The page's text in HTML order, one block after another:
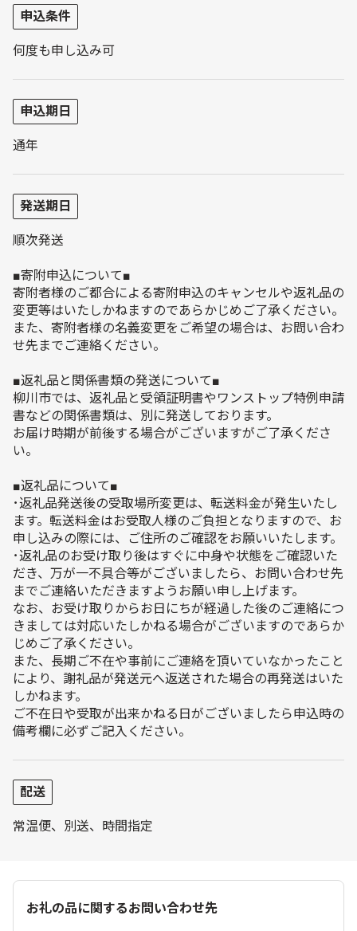
申込条件
何度も申し込み可
申込期日
通年
発送期日
順次発送
■寄附申込について■
寄附者様のご都合による寄附申込のキャンセルや返礼品の
変更等はいたしかねますのであらかじめご了承ください。
また、寄附者様の名義変更をご希望の場合は、お問い合わ
せ先までご連絡ください。
■返礼品と関係書類の発送について■
柳川市では、返礼品と受領証明書やワンストップ特例申請
書などの関係書類は、別に発送しております。
お届け時期が前後する場合がございますがご了承くださ
い。
■返礼品について■
･返礼品発送後の受取場所変更は、転送料金が発生いたし
ます。転送料金はお受取人様のご負担となりますので、お
申し込みの際には、ご住所のご確認をお願いいたします。
･返礼品のお受け取り後はすぐに中身や状態をご確認いた
だき、万が一不具合等がございましたら、お問い合わせ先
までご連絡いただきますようお願い申し上げます。
なお、お受け取りからお日にちが経過した後のご連絡につ
きましては対応いたしかねる場合がございますのであらか
じめご了承ください。
また、長期ご不在や事前にご連絡を頂いていなかったこと
により、謝礼品が発送元へ返送された場合の再発送はいた
しかねます。
ご不在日や受取が出来かねる日がございましたら申込時の
備考欄に必ずご記入ください。
配送
常温便、別送、時間指定
お礼の品に関するお問い合わせ先